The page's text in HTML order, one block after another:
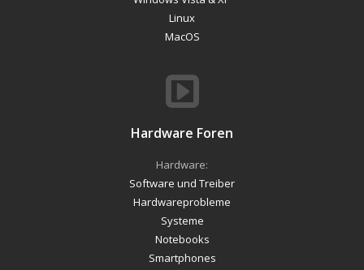
Linux
MacOS
Hardware Foren
Hardware:
Software und Treiber
Hardwareprobleme
Systeme
Notebooks
Smartphones